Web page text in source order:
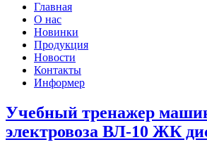
Главная
О нас
Новинки
Продукция
Новости
Контакты
Информер
Учебный тренажер
электровоза ВЛ-10 ЖК